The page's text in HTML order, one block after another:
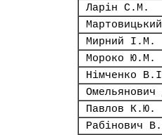
Ларін С.М.
Мирний І.М.
Мороко Ю.М.
Німченко
Павлов К.Ю.
Рабінович